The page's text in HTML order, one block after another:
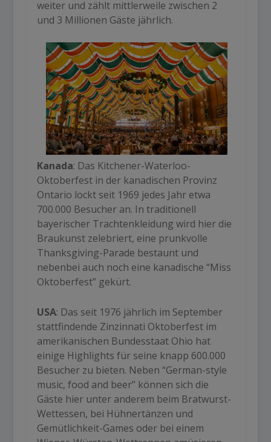
weiter und zählt mittlerweile zwischen 2
und 3 Millionen Gäste jährlich.
Kanada: Das Kitchener-Waterloo-
Oktoberfest in der kanadischen Provinz
Ontario lockt seit 1969 jedes Jahr etwa
700.000 Besucher an. In traditionell
bayerischer Trachtenkleidung wird hier die
Braukunst zelebriert, eine prunkvolle
Thanksgiving-Parade bestaunt und
nebenbei auch noch eine kanadische “Miss
Oktoberfest” gekürt.
USA: Das seit 1976 jährlich im September
stattfindende Zinzinnati Oktoberfest im
amerikanischen Bundesstaat Ohio hat
einige Highlights für seine knapp 600.000
Besucher zu bieten. Neben “German-style
music, food and beer” können sich die
Gäste hier unter anderem beim Bratwurst-
Wettessen, bei Hühnertänzen und
Gemütlichkeit-Games oder bei einem